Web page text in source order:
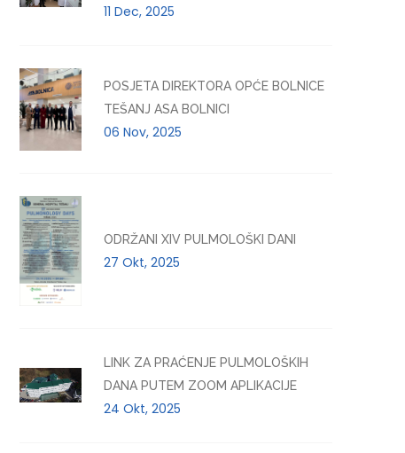
11 Dec, 2025
POSJETA DIREKTORA OPĆE BOLNICE
TEŠANJ ASA BOLNICI
06 Nov, 2025
ODRŽANI XIV PULMOLOŠKI DANI
27 Okt, 2025
LINK ZA PRAĆENJE PULMOLOŠKIH
DANA PUTEM ZOOM APLIKACIJE
24 Okt, 2025